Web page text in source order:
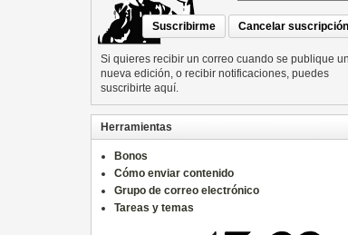
Si quieres recibir un correo cuando se publique
nueva edición, o recibir notificaciones, puedes
suscribirte aquí.
Herramientas
Bonos
Cómo enviar contenido
Grupo de correo electrónico
Tareas y temas